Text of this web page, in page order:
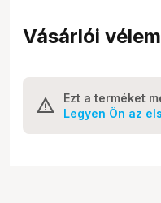
Vásárlói
Ezt a terméket
Legyen Ön az